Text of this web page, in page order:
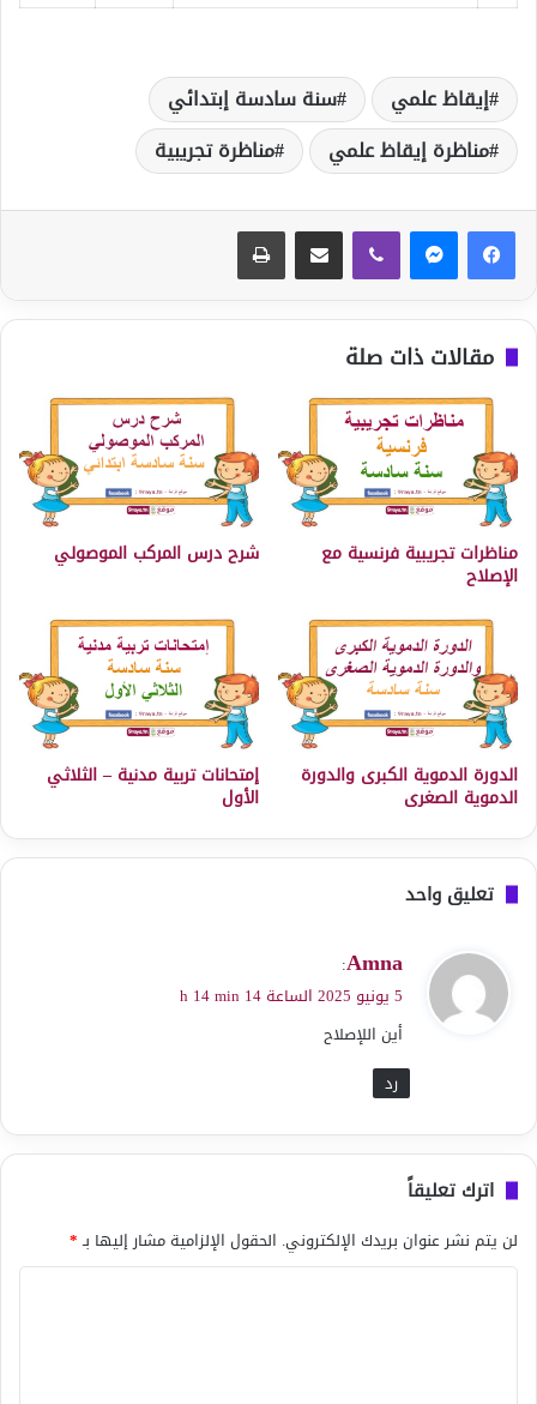
إيقاظ علمي
سنة سادسة إبتدائي
مناظرة إيقاظ علمي
مناظرة تجريبية
مقالات ذات صلة
مناظرات تجريبية فرنسية مع
الإصلاح
شرح درس المركب الموصولي
الدورة الدموية الكبرى والدورة
الدموية الصغرى
إمتحانات تربية مدنية – الثلاثي
الأول
تعليق واحد
ي
ق
ل
Amna
:
5 يونيو 2025 الساعة 14 h 14 min
أين اللإصلاح
رد
اترك تعليقاً
لن يتم نشر عنوان بريدك الإلكتروني. الحقول الإلزامية مشار إليها بـ*